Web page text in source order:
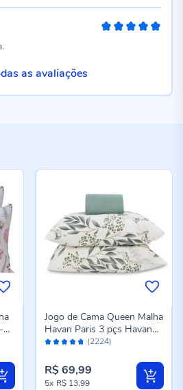
as avaliações
Avaliação: (2224)
Jogo de Cama Queen Malha
Havan Paris 3 pçs Havan
Casa - Madrid Verde Topaz
R$ 69,99
5x R$ 13,99